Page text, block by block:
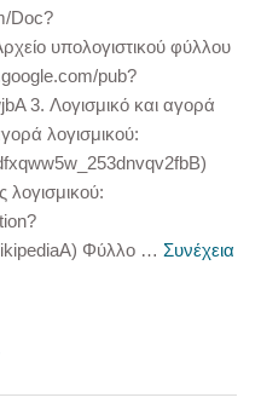
Doc?
υπολογιστικού φύλλου
pub?
3. Λογισμικό και αγορά
λογισμικού:
λογισμικού:
Φύλλο … Συνέχεια